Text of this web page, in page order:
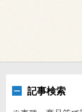
記事検索